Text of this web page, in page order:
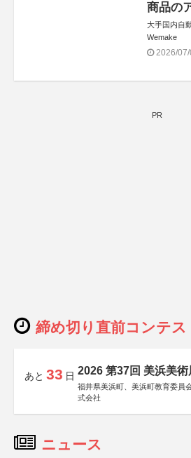
商品の
大手国内自
Wemake
2026/07/
PR
締め切り直前コンテス
あと 33 日 2026 第37回 美浜美術
福井県美浜町、美浜町教育委員
式会社
ニュース